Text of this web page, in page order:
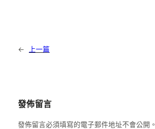
← 上一篇
發佈留言
發佈留言必須填寫的電子郵件地址不會公開。